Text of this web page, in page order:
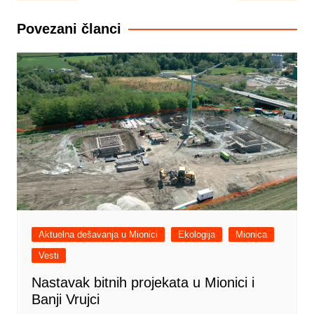
Povezani članci
Aktuelna dešavanja u Mionici Ekologija
Mionica
Vesti
Nastavak bitnih projekata u Mionici i
Banji Vrujci